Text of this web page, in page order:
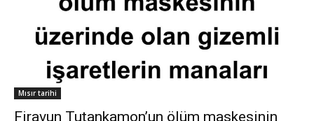
Mısır tarihi
Firavun Tutankamon’un ölüm maskesinin